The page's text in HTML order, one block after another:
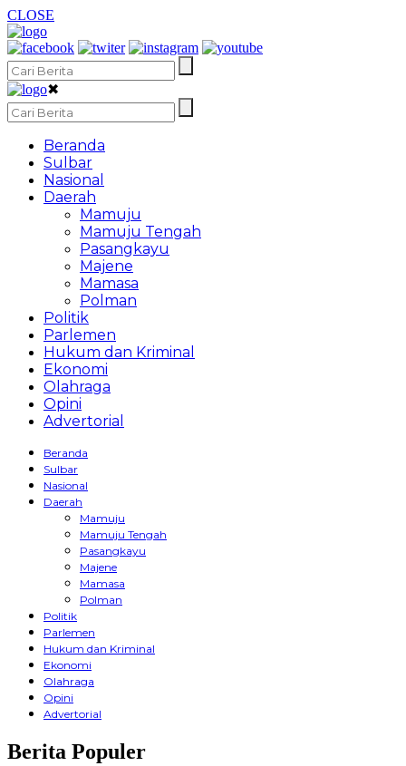
CLOSE
✖
Beranda
Sulbar
Nasional
Daerah
Mamuju
Mamuju Tengah
Pasangkayu
Majene
Mamasa
Polman
Politik
Parlemen
Hukum dan Kriminal
Ekonomi
Olahraga
Opini
Advertorial
Beranda
Sulbar
Nasional
Daerah
Mamuju
Mamuju Tengah
Pasangkayu
Majene
Mamasa
Polman
Politik
Parlemen
Hukum dan Kriminal
Ekonomi
Olahraga
Opini
Advertorial
Berita Populer